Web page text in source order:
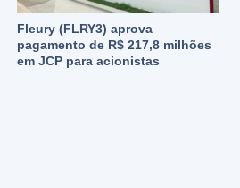
Fleury (FLRY3) aprova
pagamento de R$ 217,8 milhões
em JCP para acionistas